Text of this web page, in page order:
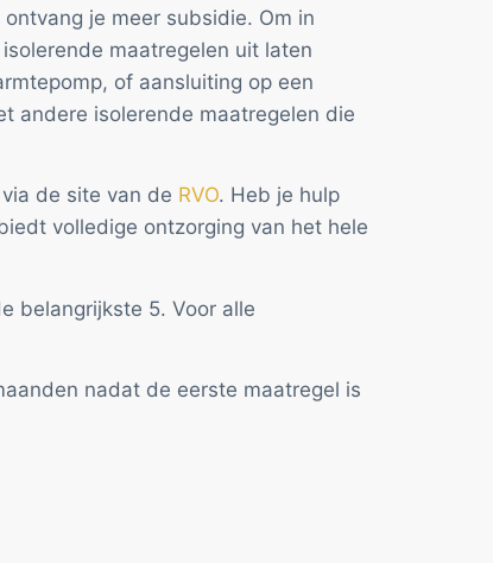
je meer subsidie. Om in
maatregelen uit laten
of aansluiting op een
andere isolerende maatregelen die
de site van de RVO. Heb je hulp
volledige ontzorging van het hele
belangrijkste 5. Voor alle
nadat de eerste maatregel is